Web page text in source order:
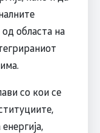
областа на
со кои се